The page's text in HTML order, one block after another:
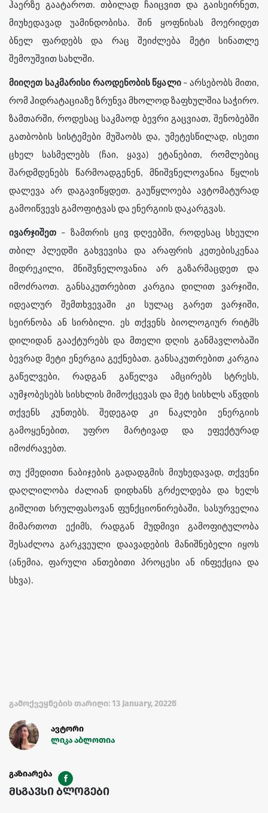
ჰაერზე გაატაროთ. თბილად ჩაიცვით და გაისეირნეთ,
მიუხედავად უამინდობისა. შინ ყოფნისას მოერიდეთ
ბნელ ფარდებს და რაც შეიძლება მეტი სინათლე
შემოუშვით სახლში.
მიიღეთ საკმარისი რაოდენობის წყალი– არსებობს მითი,
რომ ჰიდრატაციაზე ზრუნვა მხოლოდ ზაფხულშია საჭირო.
ზამთარში, როდესაც საკმაოდ ბევრი გაცვიათ, შენობებში
გათბობის სისტემები მუშაობს და, უმეტესწილად, ისეთი
ცხელ სასმელებს (ჩაი, ყავა) ეტანებით, რომლებიც
შარდმდენებს წარმოადგენენ, მნიშვნელოვანია წყლის
დალევა არ დაგავიწყდეთ. გაუწყლოება ავტომატურად
გამოიწვევს გამოფიტვას და ენერგიის დაკარგვას.
ივარჯიშეთ – ზამთრის ცივ დღეებში, როდესაც სხეული
თბილ პლედში გახვევისა და არაფრის კეთებისკენაა
მიდრეკილი, მნიშვნელოვანია არ გაზარმაცდეთ და
იმოძრაოთ. განსაკუთრებით კარგია დილით ვარჯიში,
იდეალურ შემთხვევაში კი სულაც გარეთ ვარჯიში,
სეირნობა ან სირბილი. ეს თქვენს ბიოლოგიურ რიტმს
დილიდან გააქტურებს და მთელი დღის განმავლობაში
ბევრად მეტი ენერგია გექნებათ. განსაკუთრებით კარგია
გაწელვები, რადგან გაწელვა ამცირებს სტრესს,
აუმჯობესებს სისხლის მიმოქცევას და მეტ სისხლს აწვდის
თქვენს კუნთებს. შედეგად კი ნაკლები ენერგიის
გამოყენებით, უფრო მარტივად და ეფექტურად
იმოძრავებთ.
თუ ქმედითი ნაბიჯების გადადგმის მიუხედავად, თქვენი
დაღლილობა ძალიან დიდხანს გრძელდება და ხელს
გიშლით სრულფასოვან ფუნქციონირებაში, სასურველია
მიმართოთ ექიმს, რადგან მუდმივი გამოფიტულობა
შესაძლოა გარკვეული დაავადების მანიშნებელი იყოს
(ანემია, ფარული ანთებითი პროცესი ან ინფექცია და
სხვა).
გამოქვეყნების თარიღი: 13 January, 2022წ
ავტორი
ლიკა აბლოთია
გაზიარება
მსგავსი ბლოგები